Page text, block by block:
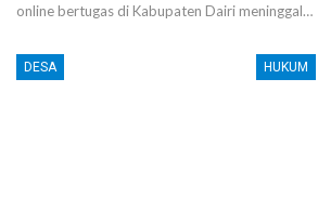
online bertugas di Kabupaten Dairi meninggal…
DESA HUKUM